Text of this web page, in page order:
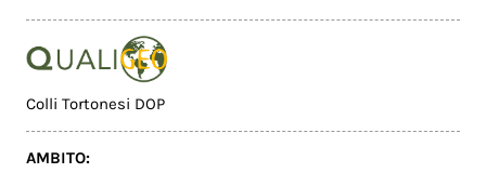
Colli Tortonesi DOP
AMBITO: